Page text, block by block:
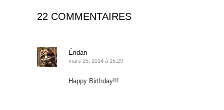
22 COMMENTAIRES
Éridan
mars 25, 2014 à 15:29
Happy Birthday!!!